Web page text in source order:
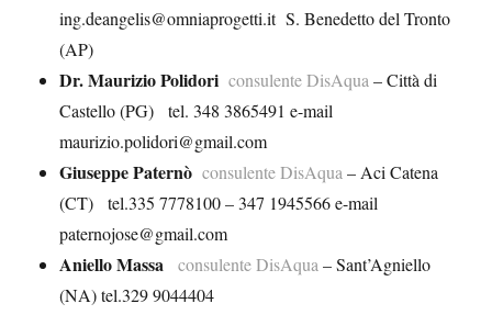
ing.deangelis@omniaprogetti.it S. Benedetto del Tronto
(AP)
Dr. Maurizio Polidori consulente DisAqua – Città di
Castello (PG) tel. 348 3865491 e-mail
maurizio.polidori@gmail.com
Giuseppe Paternò consulente DisAqua – Aci Catena
(CT) tel.335 7778100 – 347 1945566 e-mail
paternojose@gmail.com
Aniello Massa consulente DisAqua – Sant’Agniello
(NA) tel.329 9044404